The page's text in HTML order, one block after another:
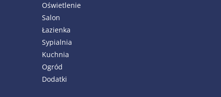
Oświetlenie
Salon
Łazienka
Sypialnia
Kuchnia
Ogród
Dodatki